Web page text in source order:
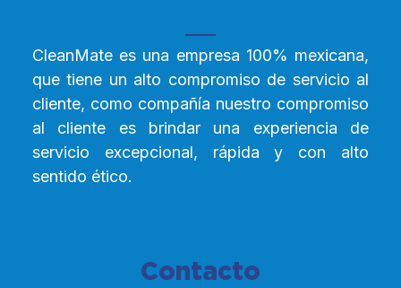
CleanMate es una empresa 100% mexicana,
que tiene un alto compromiso de servicio al
cliente, como compañía nuestro compromiso
al cliente es brindar una experiencia de
servicio excepcional, rápida y con alto
sentido ético.
Contacto